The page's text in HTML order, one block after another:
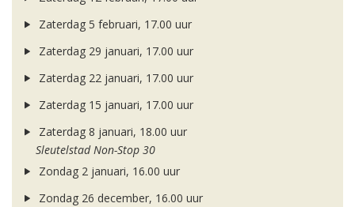
Zaterdag 5 februari, 17.00 uur
Zaterdag 29 januari, 17.00 uur
Zaterdag 22 januari, 17.00 uur
Zaterdag 15 januari, 17.00 uur
Zaterdag 8 januari, 18.00 uur
Sleutelstad Non-Stop 30
Zondag 2 januari, 16.00 uur
Zondag 26 december, 16.00 uur